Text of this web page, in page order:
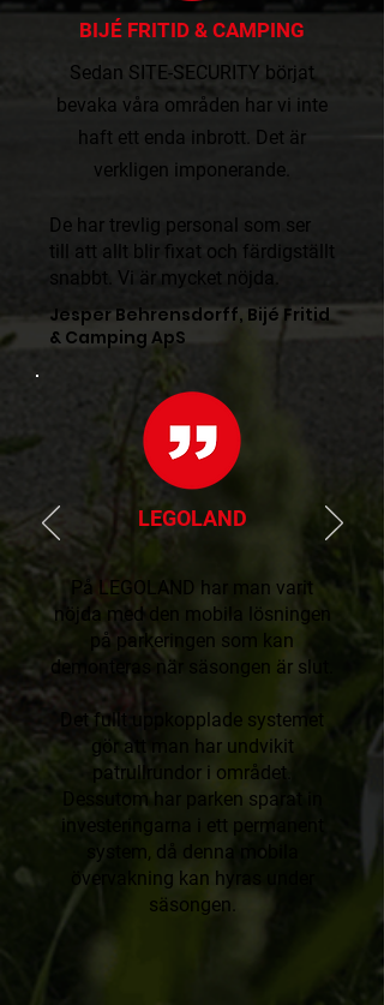
BIJÉ FRITID & CAMPING
Sedan SITE-SECURITY börjat
bevaka våra områden har vi inte
haft ett enda inbrott. Det är
verkligen imponerande.​​
De har trevlig personal som ser
till att allt blir fixat och färdigställt
snabbt. Vi är mycket nöjda.
Jesper Behrensdorff, Bijé Fritid
& Camping ApS
LEGOLAND
På LEGOLAND har man varit
nöjda med den mobila lösningen
på parkeringen som kan
demonteras när säsongen är slut.
Det fullt uppkopplade systemet
gör att man har undvikit
patrullrundor i området.
Dessutom har parken sparat in
investeringarna i ett permanent
system, då denna mobila
övervakning kan hyras under
säsongen.